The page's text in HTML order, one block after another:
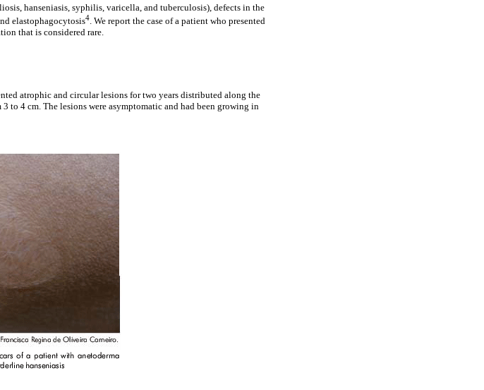
hanseniasis, syphilis, varicella, and tuberculosis), defects in the
elastophagocytosis4. We report the case of a patient who presented
that is considered rare.
atrophic and circular lesions for two years distributed along the
to 4 cm. The lesions were asymptomatic and had been growing in